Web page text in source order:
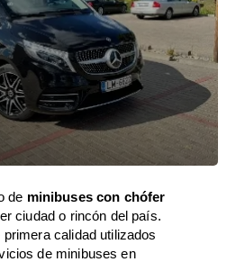
de minibuses con chófer
ciudad o rincón del país.
calidad utilizados
de minibuses en